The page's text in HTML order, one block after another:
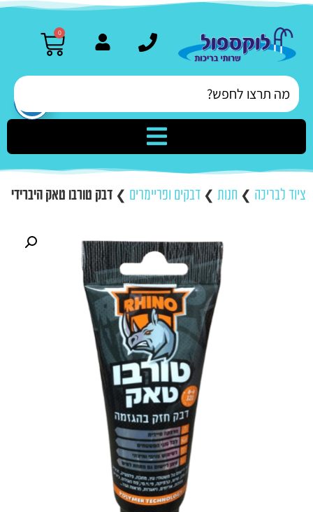
0
ציוד לבריכה ❯ חנות ❯ דבקים ופריימרים ❯ דבק טורבו טאק היברידי